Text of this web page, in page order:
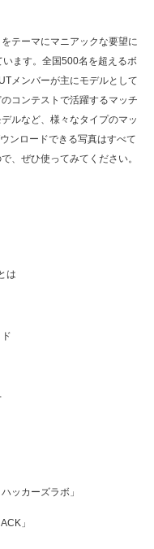
舞台挨拶へマッスルプラ
JAPAN 」にてマッス
…
テーマにマニアックな要望に
ます。全国500名を超えるボ
メンバーが主にモデルとして
コンテストで活躍するマッチ
ルなど、様々なタイプのマッ
ンロードできる写真はすべて
、ぜひ使ってみてください。
は
ッカーズラボ」
」